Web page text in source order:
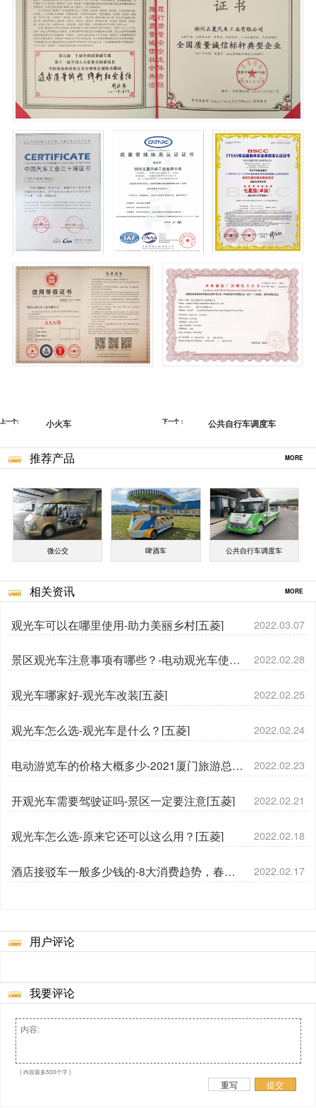
上一个: 小火车 下一个： 公共自行车调度车
推荐产品 MORE
微公交 啤酒车 公共自行车调度车
相关资讯 MORE
观光车可以在哪里使用-助力美丽乡村[五菱] 2022.03.07
景区观光车注意事项有哪些？-电动观光车使用
特点[五菱]
2022.02.28
观光车哪家好-观光车改装[五菱] 2022.02.25
观光车怎么选-观光车是什么？[五菱] 2022.02.24
电动游览车的价格大概多少-2021厦门旅游总收
入1301亿[五菱]
2022.02.23
开观光车需要驾驶证吗-景区一定要注意[五菱] 2022.02.21
观光车怎么选-原来它还可以这么用？[五菱] 2022.02.18
酒店接驳车一般多少钱的-8大消费趋势，春节
数据（下篇）[五菱]
2022.02.17
用户评论
我要评论
( 内容最多500个字 )
重写 提交